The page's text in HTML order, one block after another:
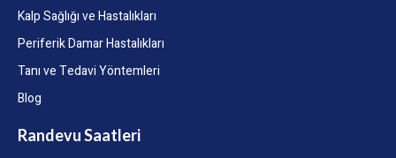
Kalp Sağlığı ve Hastalıkları
Periferik Damar Hastalıkları
Tanı ve Tedavi Yöntemleri
Blog
Randevu Saatleri